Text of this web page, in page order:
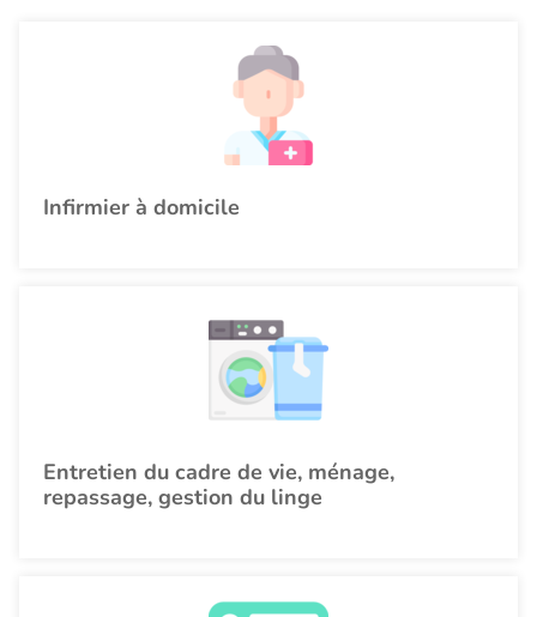
Infirmier à domicile
Entretien du cadre de vie, ménage,
repassage, gestion du linge